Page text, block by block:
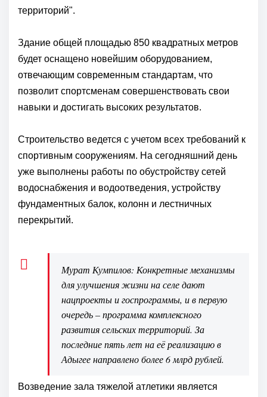
территорий".
Здание общей площадью 850 квадратных метров
будет оснащено новейшим оборудованием,
отвечающим современным стандартам, что
позволит спортсменам совершенствовать свои
навыки и достигать высоких результатов.
Строительство ведется с учетом всех требований к
спортивным сооружениям. На сегодняшний день
уже выполнены работы по обустройству сетей
водоснабжения и водоотведения, устройству
фундаментных балок, колонн и лестничных
перекрытий.
Мурат Кумпилов: Конкретные механизмы
для улучшения жизни на селе дают
нацпроекты и госпрограммы, и в первую
очередь – программа комплексного
развития сельских территорий. За
последние пять лет на её реализацию в
Адыгее направлено более 6 млрд рублей.
Возведение зала тяжелой атлетики является